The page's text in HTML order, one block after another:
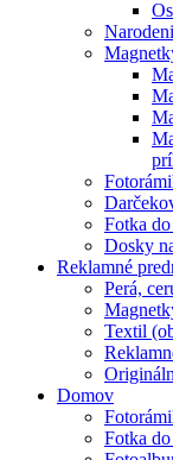
Fotka
Dosky
Reklamné
Perá,
Textil
Domov
Fotka